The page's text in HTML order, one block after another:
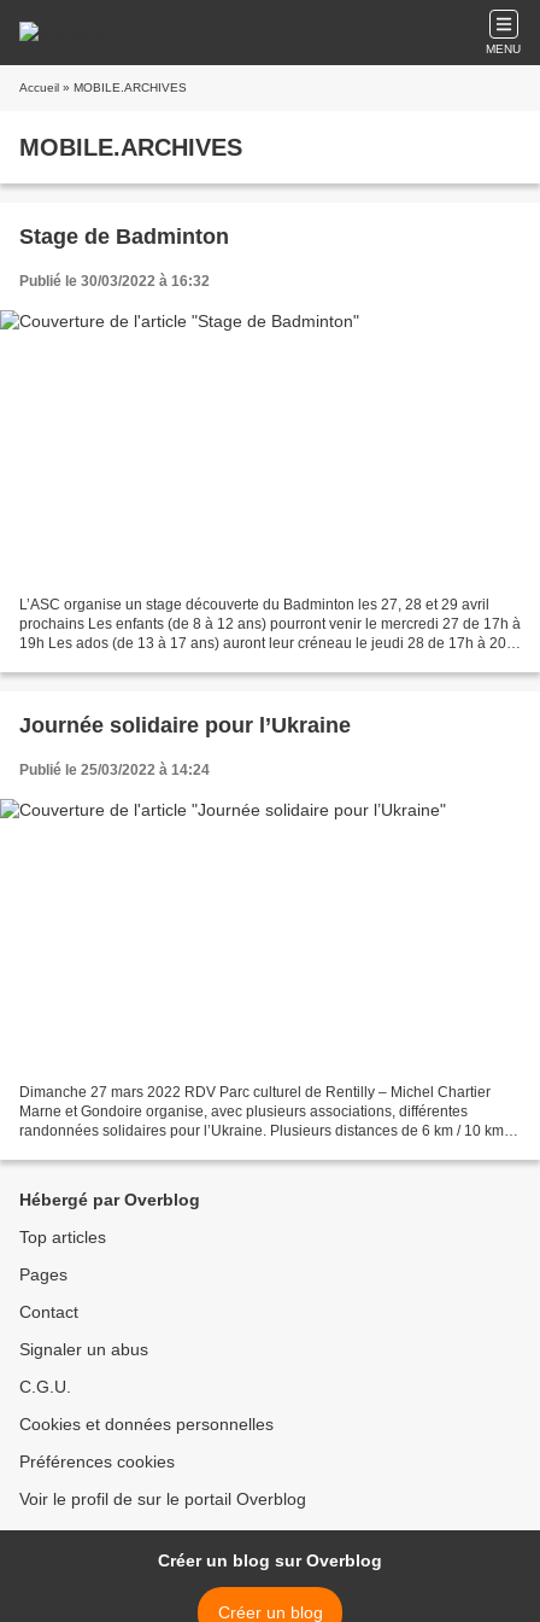
MENU
Accueil » MOBILE.ARCHIVES
MOBILE.ARCHIVES
Stage de Badminton
Publié le 30/03/2022 à 16:32
L’ASC organise un stage découverte du Badminton les 27, 28 et 29 avril
prochains Les enfants (de 8 à 12 ans) pourront venir le mercredi 27 de 17h à
19h Les ados (de 13 à 17 ans) auront leur créneau le jeudi 28 de 17h à 20h
Journée solidaire pour l’Ukraine
Publié le 25/03/2022 à 14:24
Dimanche 27 mars 2022 RDV Parc culturel de Rentilly – Michel Chartier
Marne et Gondoire organise, avec plusieurs associations, différentes
randonnées solidaires pour l’Ukraine. Plusieurs distances de 6 km / 10 km
Hébergé par Overblog
Top articles
Pages
Contact
Signaler un abus
C.G.U.
Cookies et données personnelles
Préférences cookies
Voir le profil de sur le portail Overblog
Créer un blog sur Overblog
Créer un blog